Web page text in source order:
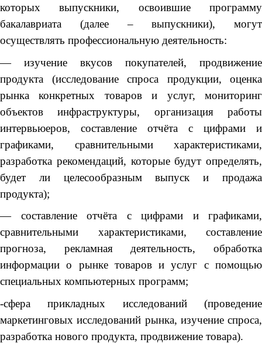
которых выпускники, освоившие программу
бакалавриата (далее – выпускники), могут
осуществлять профессиональную деятельность:
— изучение вкусов покупателей, продвижение
продукта (исследование спроса продукции, оценка
рынка конкретных товаров и услуг, мониторинг
объектов инфраструктуры, организация работы
интервьюеров, составление отчёта с цифрами и
графиками, сравнительными характеристиками,
разработка рекомендаций, которые будут определять,
будет ли целесообразным выпуск и продажа
продукта);
— составление отчёта с цифрами и графиками,
сравнительными характеристиками, составление
прогноза, рекламная деятельность, обработка
информации о рынке товаров и услуг с помощью
специальных компьютерных программ;
-сфера прикладных исследований (проведение
маркетинговых исследований рынка, изучение спроса,
разработка нового продукта, продвижение товара).